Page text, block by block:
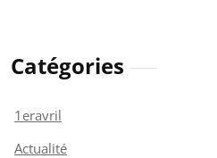
Catégories
1eravril
Actualité